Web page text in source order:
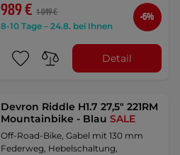
989 € 1 049 €
8-10 Tage – 24.8. bei Ihnen
-6%
Detail
Devron Riddle H1.7 27,5" 221RM
Mountainbike - BlauSALE
Off-Road-Bike, Gabel mit 130 mm
Federweg, Hebelschaltung,